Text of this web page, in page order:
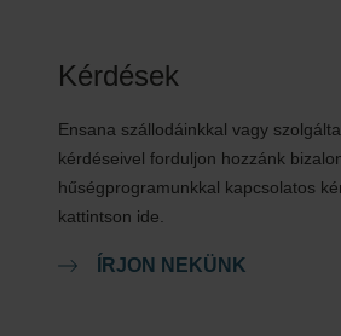
Kérdések
Ensana szállodáinkkal vagy
kérdéseivel forduljon hozzánk
hűségprogramunkkal kapcsolatos
kattintson ide.
ÍRJON NEKÜNK